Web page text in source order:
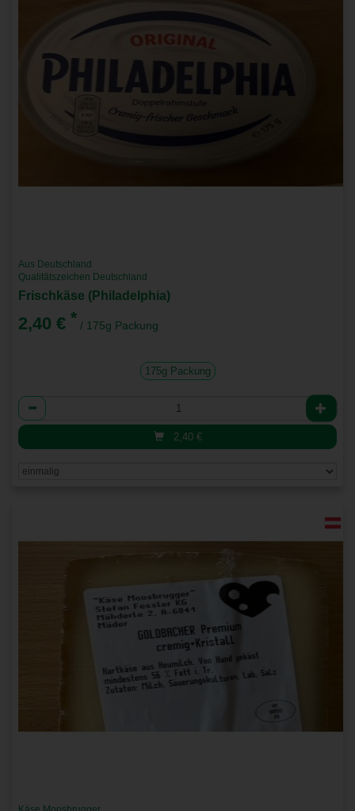
Aus Deutschland
Qualitätszeichen Deutschland
Frischkäse (Philadelphia)
2,40 € * / 175g Packung
175g Packung
Anzahl
2,40 €